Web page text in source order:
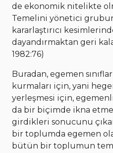
de ekonomik nitelikte
Temelini yönetici
kararlaştırıcı
dayandırmaktan geri
1982:76)
Buradan, egemen
kurmaları için, yani
yerleşmesi için,
da bir biçimde ikna etme
girdikleri sonucunu
bir toplumda egemen
bütün bir toplumun